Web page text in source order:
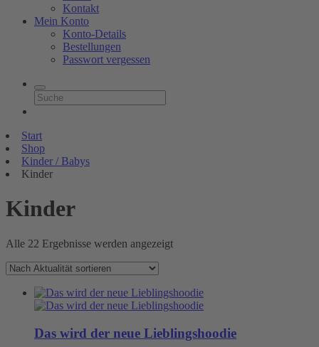
Kontakt
Mein Konto
Konto-Details
Bestellungen
Passwort vergessen
Start
Shop
Kinder / Babys
Kinder
Kinder
Alle 22 Ergebnisse werden angezeigtNach
Das wird der neue Lieblingshoodie